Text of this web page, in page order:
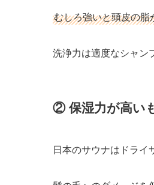
むしろ強いと頭皮の
洗浄力は適度なシャン
② 保湿力が高い
日本のサウナはドライ